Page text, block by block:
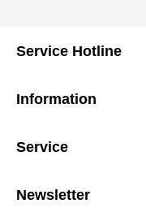
Service Hotline
Information
Service
Newsletter